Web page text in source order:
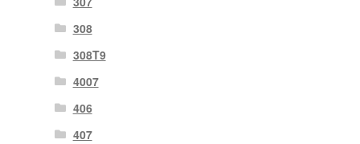
308
308T9
4007
406
407